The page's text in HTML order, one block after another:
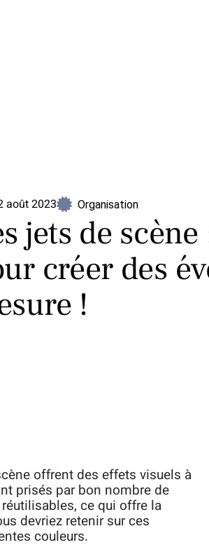
août 2023 Organisation
jets de
créer des
!
offrent des effets visuels à
prisés par bon nombre de
ce qui offre la
devriez retenir sur ces
couleurs.